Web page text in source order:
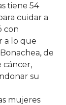
tiene 54
cuidar a
con
a lo que
de
cáncer,
su
mujeres